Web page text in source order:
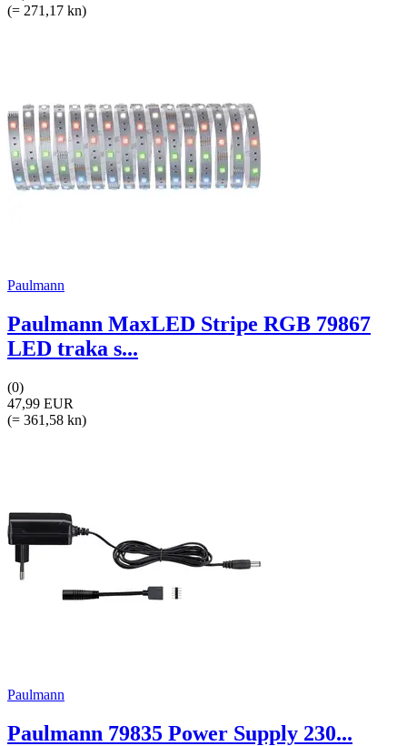
(= 271,17 kn)
Paulmann
Paulmann MaxLED Stripe RGB 79867
LED traka s...
(0)
47,99 EUR
(= 361,58 kn)
Paulmann
Paulmann 79835 Power Supply 230...